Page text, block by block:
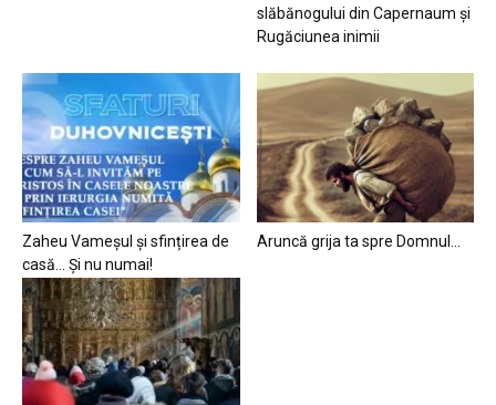
slăbănogului din Capernaum și
Rugăciunea inimii
Zaheu Vameșul și sfințirea de
casă… Și nu numai!
Aruncă grija ta spre Domnul…